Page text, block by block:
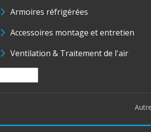
Armoires réfrigérées
Accessoires montage et entretien
Ventilation & Traitement de l'air